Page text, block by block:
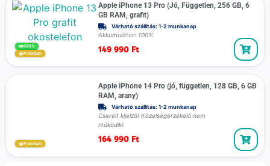
100%
Prémium
Apple iPhone 13 Pro (Jó, Független, 256 GB, 6
GB RAM, grafit)
Várható szállítás: 1-2 munkanap
Akkumulátor: 100%
149 990 Ft
Prémium
Apple iPhone 14 Pro (jó, független, 128 GB, 6 GB
RAM, arany)
Várható szállítás: 1-2 munkanap
Cserélt kijelző! Közelségérzékelő nem
működik!
164 990 Ft